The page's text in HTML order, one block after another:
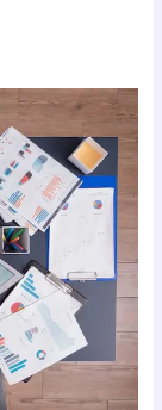
تسويق
رقمي
أم
تقليدي؟
الفرق
وأيهم
الأنسب
لزيادة